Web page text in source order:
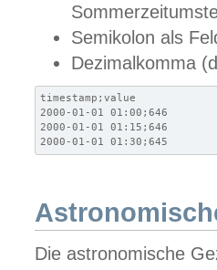
Semikolon als
Dezimalkomma
timestamp;value
2000-01-01 01:00;646
2000-01-01 01:15;646
2000-01-01 01:30;645
Die astronomische